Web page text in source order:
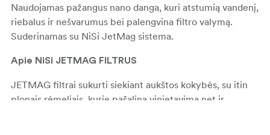
Naudojamas pažangus nano danga, kuri atstumią vandenį,
riebalus ir nešvarumus bei palengvina filtro valymą.
Suderinamas su NiSi JetMag sistema.
Apie NiSi JETMAG FILTRUS
JETMAG filtrai sukurti siekiant aukštos kokybės, su itin
plonais rėmeliais, kurie pašalina vinjetavimą net ir